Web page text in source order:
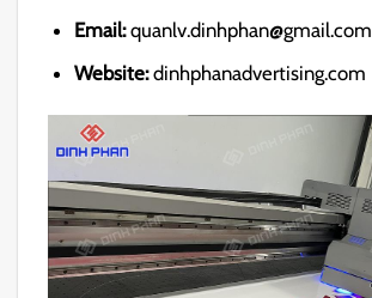
Email:quanlv.dinhphan@gmail.com
Website:dinhphanadvertising.com